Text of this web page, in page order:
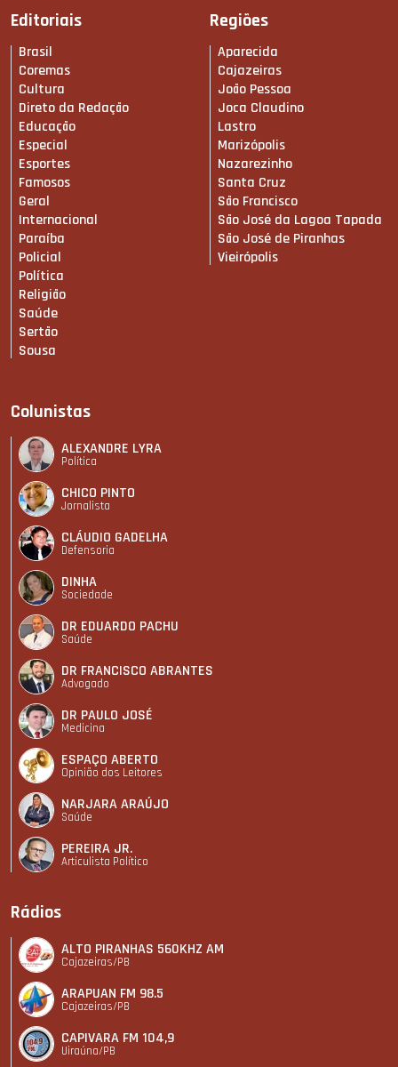
Editoriais
Brasil
Coremas
Cultura
Direto da Redação
Educação
Especial
Esportes
Famosos
Geral
Internacional
Paraíba
Policial
Política
Religião
Saúde
Sertão
Sousa
Regiões
Aparecida
Cajazeiras
João Pessoa
Joca Claudino
Lastro
Marizópolis
Nazarezinho
Santa Cruz
São Francisco
São José da Lagoa Tapada
São José de Piranhas
Vieirópolis
Colunistas
ALEXANDRE LYRA
Política
CHICO PINTO
Jornalista
CLÁUDIO GADELHA
Defensoria
DINHA
Sociedade
DR EDUARDO PACHU
Saúde
DR FRANCISCO ABRANTES
Advogado
DR PAULO JOSÉ
Medicina
ESPAÇO ABERTO
Opinião dos Leitores
NARJARA ARAÚJO
Saúde
PEREIRA JR.
Articulista Polí­tico
Rádios
ALTO PIRANHAS 560KHZ AM
Cajazeiras/PB
ARAPUAN FM 98.5
Cajazeiras/PB
CAPIVARA FM 104,9
Uiraúna/PB